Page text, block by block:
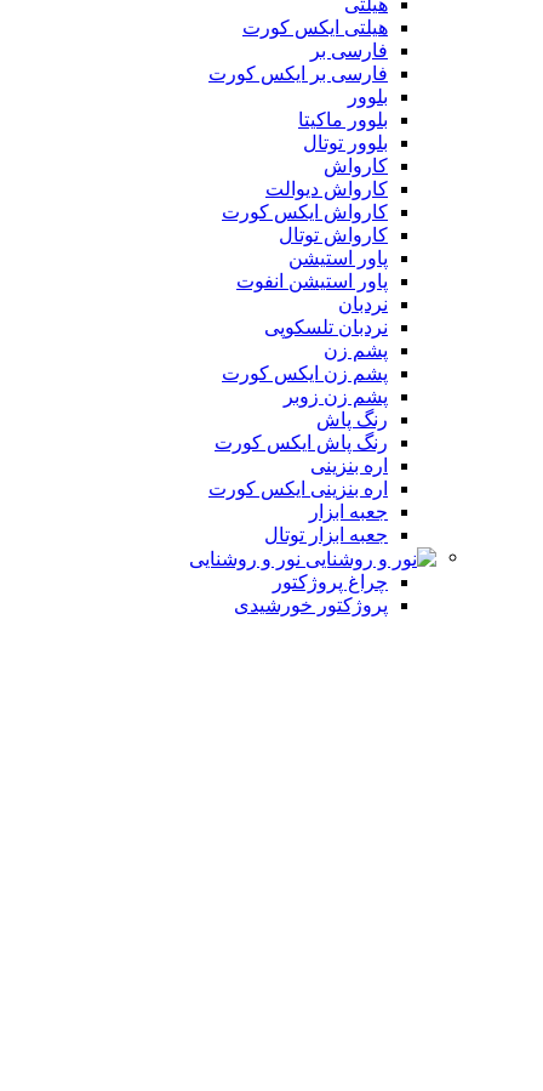
هیلتی ایکس کورت
فارسی بر
فارسی بر ایکس کورت
بلوور
بلوور ماکیتا
بلوور توتال
کارواش
کارواش دیوالت
کارواش ایکس کورت
کارواش توتال
پاور استیشن
پاور استیشن انفوت
نردبان
نردبان تلسکوپی
پشم زن
پشم زن ایکس کورت
پشم زن زوبر
رنگ پاش
رنگ پاش ایکس کورت
اره بنزینی
اره بنزینی ایکس کورت
جعبه ابزار
جعبه ابزار توتال
نور و روشنایی
چراغ پروژکتور
پروژکتور خورشیدی